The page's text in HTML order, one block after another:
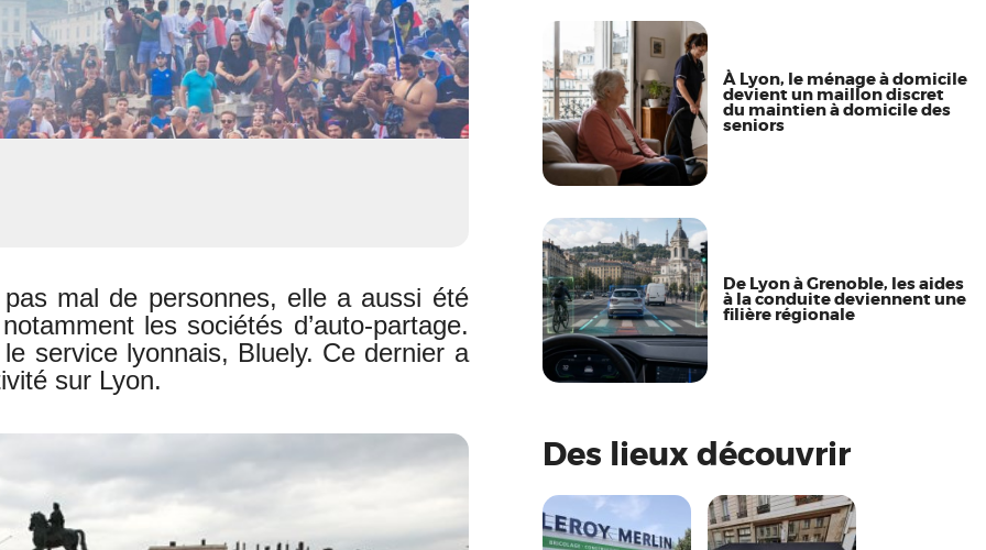
mal de personnes, elle a aussi été
les sociétés d’auto-partage.
service lyonnais, Bluely. Ce dernier a
sur Lyon.
À Lyon, le ménage à domicile
devient un maillon discret
du maintien à domicile des
seniors
De Lyon à Grenoble, les aides
à la conduite deviennent une
filière régionale
Des lieux découvrir